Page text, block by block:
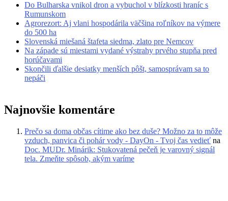
Do Bulharska vnikol dron a vybuchol v blízkosti hraníc s
Rumunskom
Agrorezort: Aj vlani hospodárila väčšina roľníkov na výmere
do 500 ha
Slovenská miešaná štafeta siedma, zlato pre Nemcov
Na západe sú miestami vydané výstrahy prvého stupňa pred
horúčavami
Skončili ďalšie desiatky menších pôšt, samosprávam sa to
nepáči
Najnovšie komentáre
Prečo sa doma občas cítime ako bez duše? Možno za to môže
vzduch, panvica či pohár vody - DayOn - Tvoj čas vedieť na
Doc. MUDr. Minárik: Stukovatená pečeň je varovný signál
tela. Zmeňte spôsob, akým varíme